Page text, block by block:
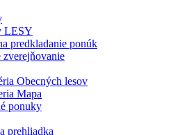
LESY
predkladanie ponúk
zverejňovanie
Obecných lesov
Mapa
ponuky
prehliadka